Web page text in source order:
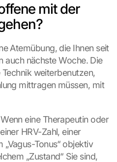
mit der
Atemübung, die Ihnen seit
auch nächste Woche. Die
weiterbenutzen,
mittragen müssen, mit
eine Therapeutin oder
HRV-Zahl, einer
Tonus“ objektiv
„Zustand“ Sie sind,